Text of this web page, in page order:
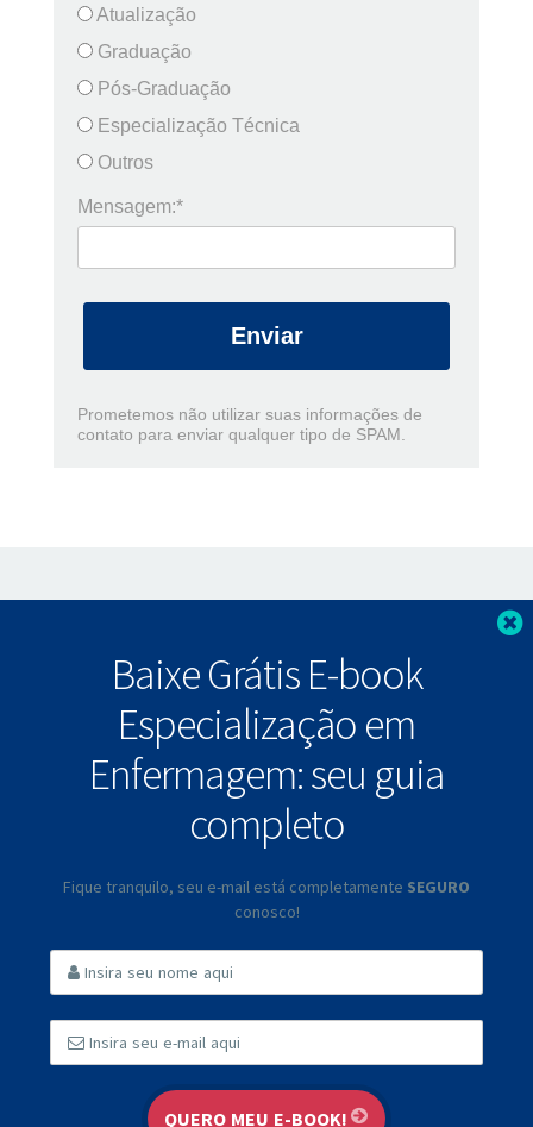
Atualização
Graduação
Pós-Graduação
Especialização Técnica
Outros
Mensagem:*
Enviar
Prometemos não utilizar suas informações de
contato para enviar qualquer tipo de SPAM.
Baixe Grátis E-book
Especialização em
Enfermagem: seu guia
completo
Fique tranquilo, seu e-mail está completamente SEGURO
conosco!